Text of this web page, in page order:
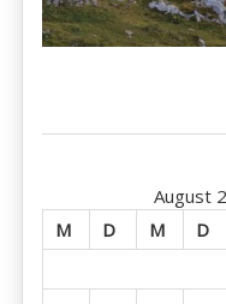
August
M
D M D